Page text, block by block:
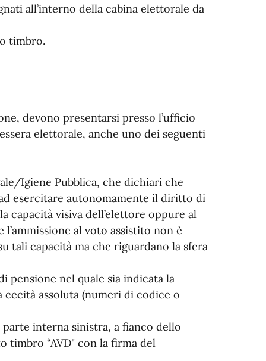
all’interno della cabina elettorale da
timbro.
devono presentarsi presso l’ufficio
elettorale, anche uno dei seguenti
Igiene Pubblica, che dichiari che
esercitare autonomamente il diritto di
capacità visiva dell’elettore oppure al
al voto assistito non è
tali capacità ma che riguardano la sfera
nel quale sia indicata la
assoluta (numeri di codice o
interna sinistra, a fianco dello
timbro “AVD" con la firma del